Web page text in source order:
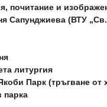
почитание и
Сапунджиева(ВТУ
литургия
Парк (тръгване от
парка